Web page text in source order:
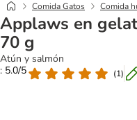
Comida Gatos Comida
Applaws en
70 g
Atún y salmón
: 5.0/5
(1)